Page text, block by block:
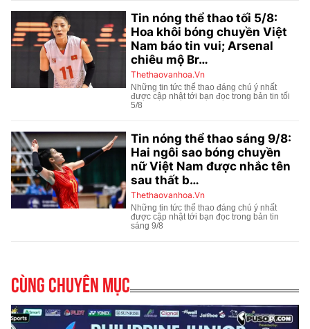
Cùng chuyên mục